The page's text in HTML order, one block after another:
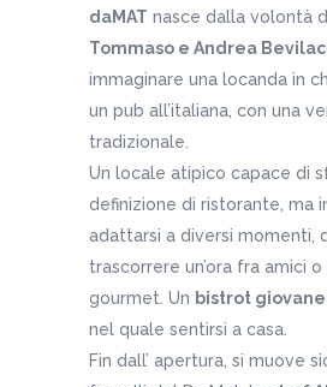
daMAT nasce dalla volontà
Tommaso e Andrea
immaginare una locanda in
un pub all’italiana, con una
tradizionale.
Un locale atipico capace di
definizione di ristorante, ma
adattarsi a diversi momenti,
trascorrere un’ora fra amici
gourmet. Un bistrot
nel quale sentirsi a casa.
Fin dall’ apertura, si muove